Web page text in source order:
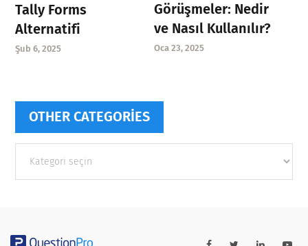
Tally Forms
Alternatifi
Şub 6, 2025
Görüşmeler: Nedir
ve Nasıl Kullanılır?
Oca 23, 2025
OTHER CATEGORIES
categories